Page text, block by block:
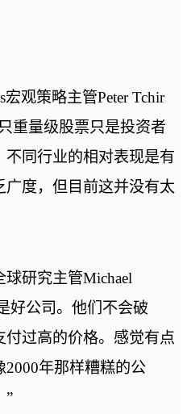
宏观策略主管Peter Tchir
重量级股票只是投资者
同行业的相对表现是有
度，但目前这并没有太
研究主管Michael
好公司。他们不会破
过高的价格。感觉有点
年那样糟糕的公
”